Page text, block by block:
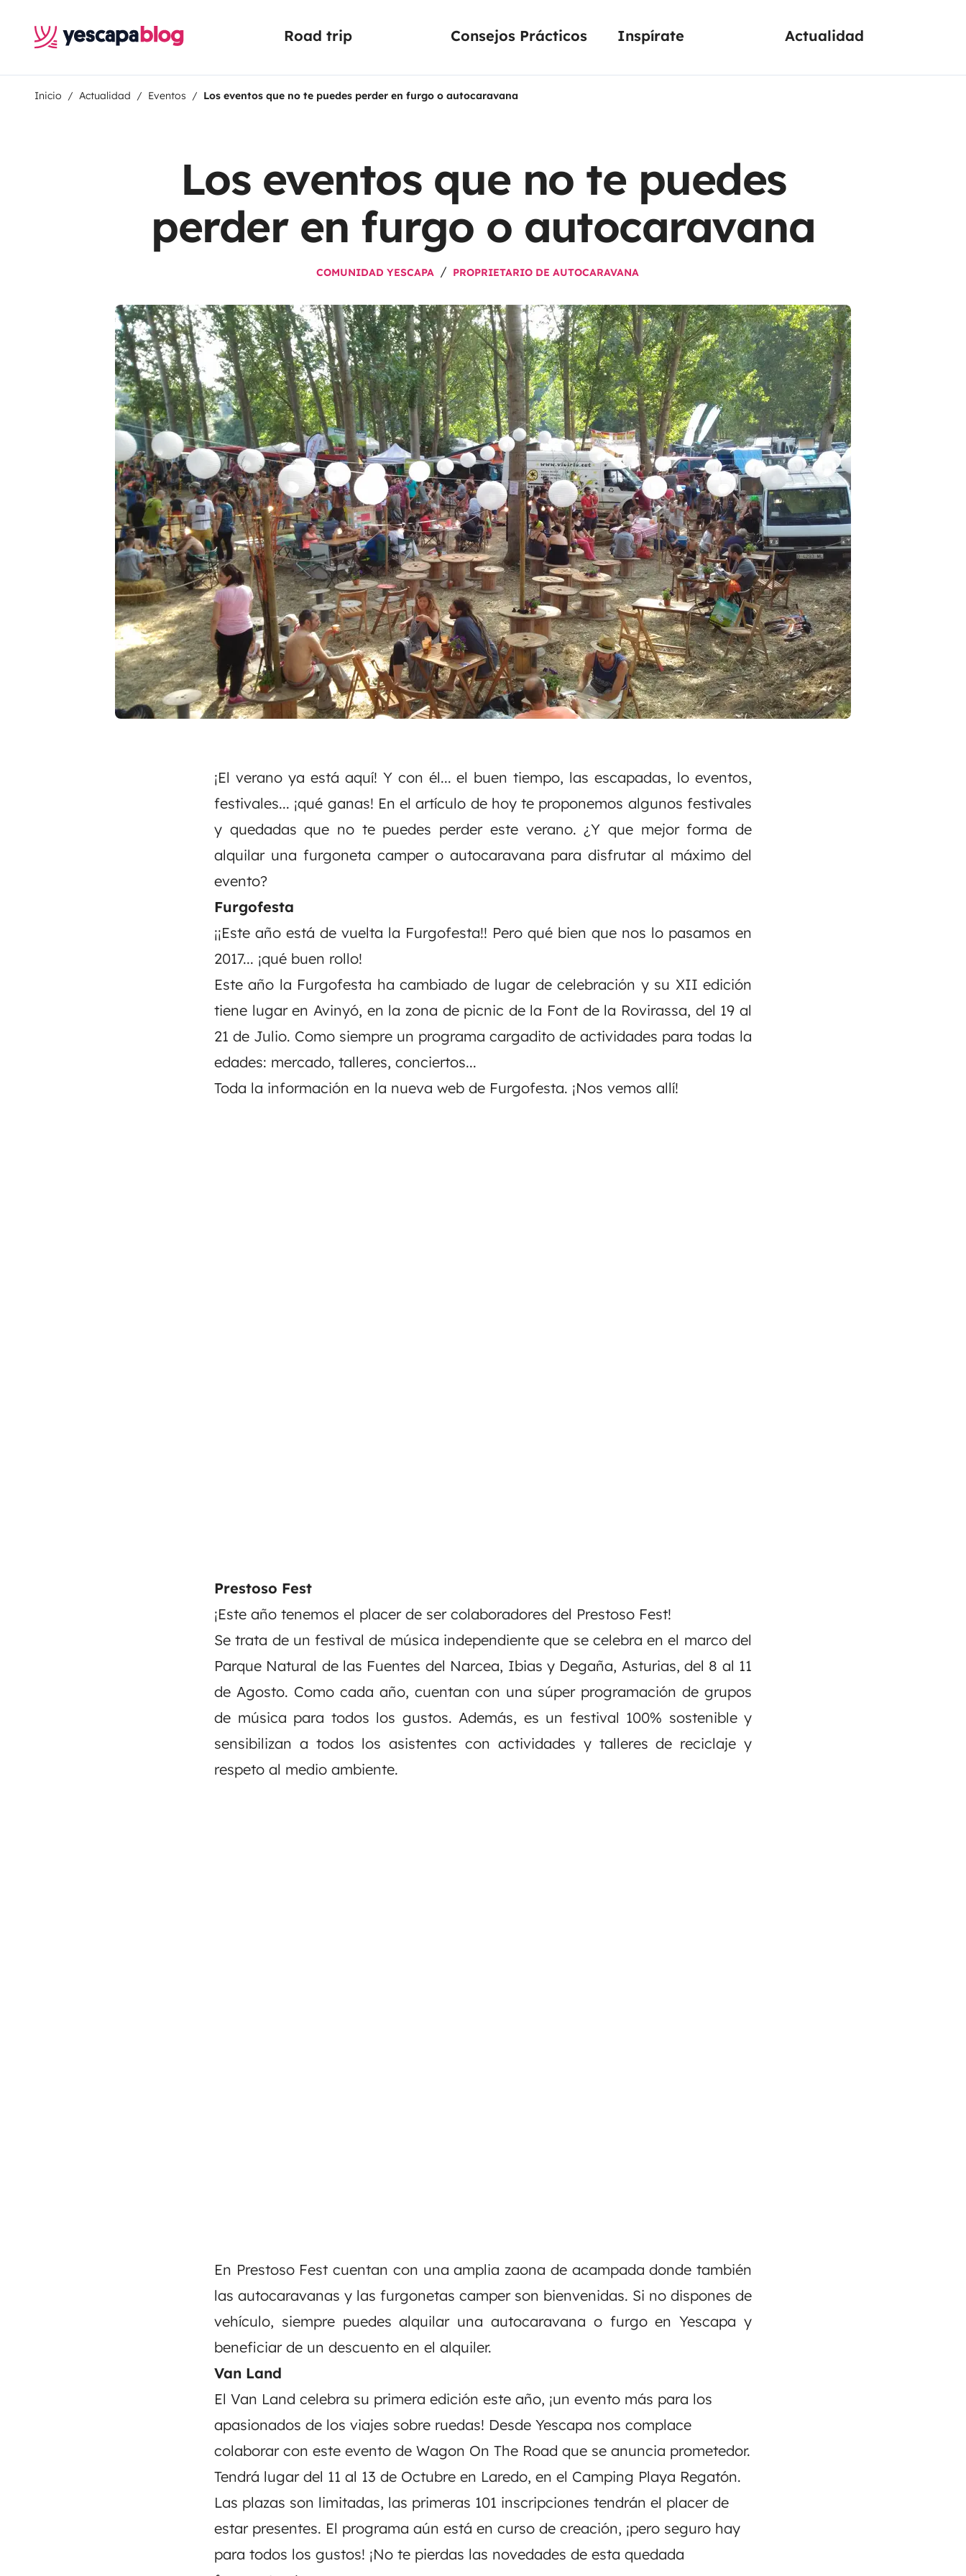
Road trip Consejos Prácticos Inspírate Actualidad
Inicio Actualidad Eventos Los eventos que no te puedes perder en furgo o autocaravana
Los eventos que no te puedes
perder en furgo o autocaravana
COMUNIDAD YESCAPA PROPRIETARIO DE AUTOCARAVANA
¡El verano ya está aquí! Y con él... el buen tiempo, las escapadas, lo eventos,
festivales... ¡qué ganas! En el artículo de hoy te proponemos algunos festivales
y quedadas que no te puedes perder este verano. ¿Y que mejor forma de
alquilar una furgoneta camper o autocaravana para disfrutar al máximo del
evento?
Furgofesta
¡¡Este año está de vuelta la Furgofesta!! Pero qué bien que nos lo pasamos en
2017... ¡qué buen rollo!
Este año la Furgofesta ha cambiado de lugar de celebración y su XII edición
tiene lugar en Avinyó, en la zona de picnic de la Font de la Rovirassa, del 19 al
21 de Julio. Como siempre un programa cargadito de actividades para todas la
edades: mercado, talleres, conciertos...
Toda la información en la nueva web de Furgofesta. ¡Nos vemos allí!
Prestoso Fest
¡Este año tenemos el placer de ser colaboradores del Prestoso Fest!
Se trata de un festival de música independiente que se celebra en el marco del
Parque Natural de las Fuentes del Narcea, Ibias y Degaña, Asturias, del 8 al 11
de Agosto. Como cada año, cuentan con una súper programación de grupos
de música para todos los gustos. Además, es un festival 100% sostenible y
sensibilizan a todos los asistentes con actividades y talleres de reciclaje y
respeto al medio ambiente.
En Prestoso Fest cuentan con una amplia zaona de acampada donde también
las autocaravanas y las furgonetas camper son bienvenidas. Si no dispones de
vehículo, siempre puedes alquilar una autocaravana o furgo en Yescapa y
beneficiar de un descuento en el alquiler.
Van Land
El Van Land celebra su primera edición este año, ¡un evento más para los
apasionados de los viajes sobre ruedas! Desde Yescapa nos complace
colaborar con este evento de Wagon On The Road que se anuncia prometedor.
Tendrá lugar del 11 al 13 de Octubre en Laredo, en el Camping Playa Regatón.
Las plazas son limitadas, las primeras 101 inscripciones tendrán el placer de
estar presentes. El programa aún está en curso de creación, ¡pero seguro hay
para todos los gustos! ¡No te pierdas las novedades de esta quedada